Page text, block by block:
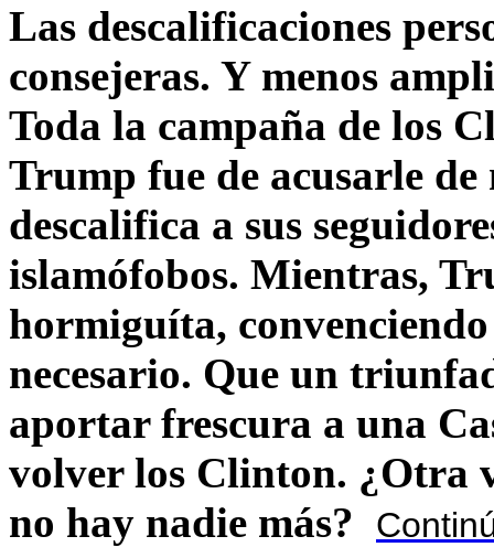
Las descalificaciones
consejeras. Y menos
Toda la campaña de los
Trump fue de acusarle
descalifica a sus
islamófobos. Mientras,
hormiguíta,
necesario. Que un
aportar frescura a una
volver los Clinton. ¿Otra
no hay nadie más?